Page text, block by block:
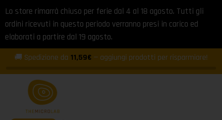
Lo store rimarrà chiuso per ferie dal 4 al 18 agosto. Tutti gli
ordini ricevuti in questo periodo verranno presi in carico ed
elaborati a partire dal 19 agosto.
🚚 Spedizione da 11,59€ — aggiungi prodotti per risparmiare!